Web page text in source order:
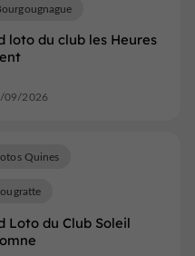
loto du club les Heures
09/2026
Loto du Club Soleil
Quines